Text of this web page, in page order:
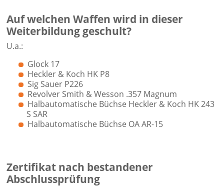
Auf welchen Waffen wird in dieser
Weiterbildung geschult?
U.a.:
Glock 17
Heckler & Koch HK P8
Sig Sauer P226
Revolver Smith & Wesson .357 Magnum
Halbautomatische Büchse Heckler & Koch HK 243
S SAR
Halbautomatische Büchse OA AR-15
Zertifikat nach bestandener
Abschlussprüfung